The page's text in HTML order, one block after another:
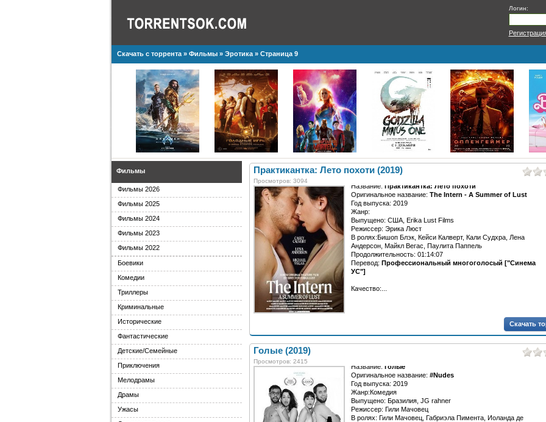
Логин:
Скачать с торрента» Фильмы» Эротика» Страница 9
Практикантка: Лето похоти (2019)
Просмотров: 3094
Название: Практикантка: Лето похоти
Оригинальное название: The Intern - A Summer of Lust
Год выпуска: 2019
Жанр:
Выпущено: США, Erika Lust Films
Режиссер: Эрика Люст
В ролях:Бишоп Блэк, Кейси Калверт, Кали Судхра, Лена
Андерсон, Майкл Вегас, Паулита Паппель
Продолжительность: 01:14:07
Перевод: Профессиональный многоголосый ["Синема
УС"]
Качество:...
Скачать
Голые (2019)
Просмотров: 2415
Название: Голые
Оригинальное название: #Nudes
Год выпуска: 2019
Жанр:Комедия
Выпущено: Бразилия, JG rahner
Режиссер: Гили Мачовец
В ролях: Гили Мачовец, Габриэла Пимента, Иоланда де
Фильмы
Фильмы 2026
Фильмы 2025
Фильмы 2024
Фильмы 2023
Фильмы 2022
Боевики
Комедии
Триллеры
Криминальные
Исторические
Фантастические
Детские/Семейные
Приключения
Мелодрамы
Драмы
Ужасы